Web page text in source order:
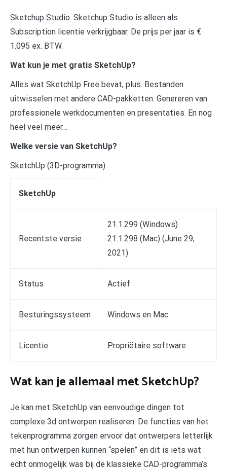
Sketchup Studio: Sketchup Studio is alleen als
Subscription licentie verkrijgbaar. De prijs per jaar is €
1.095 ex. BTW.
Wat kun je met gratis SketchUp?
Alles wat SketchUp Free bevat, plus: Bestanden
uitwisselen met andere CAD-pakketten. Genereren van
professionele werkdocumenten en presentaties. En nog
heel veel meer…
Welke versie van SketchUp?
SketchUp (3D-programma)
SketchUp
Recentste versie
21.1.299 (Windows)
21.1.298 (Mac) (June 29,
2021)
Status Actief
Besturingssysteem Windows en Mac
Licentie Propriëtaire software
Wat kan je allemaal met SketchUp?
Je kan met SketchUp van eenvoudige dingen tot
complexe 3d ontwerpen realiseren. De functies van het
tekenprogramma zorgen ervoor dat ontwerpers letterlijk
met hun ontwerpen kunnen “spelen” en dit is iets wat
echt onmogelijk was bij de klassieke CAD-programma’s.